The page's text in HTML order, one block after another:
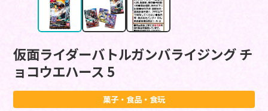
仮面ライダーバトルガンバライジング チ
ョコウエハース 5
菓子・食品・食玩